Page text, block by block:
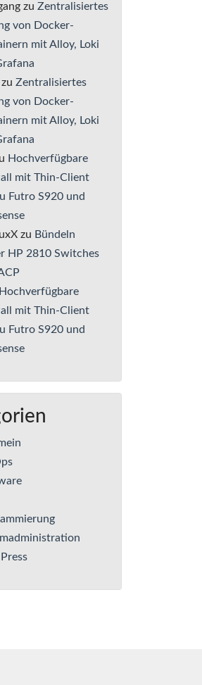
zu Zentralisiertes
von Docker-
mit Alloy, Loki
zu Zentralisiertes
von Docker-
mit Alloy, Loki
Hochverfügbare
mit Thin-Client
Futro S920 und
zu Bündeln
HP 2810 Switches
Hochverfügbare
mit Thin-Client
Futro S920 und